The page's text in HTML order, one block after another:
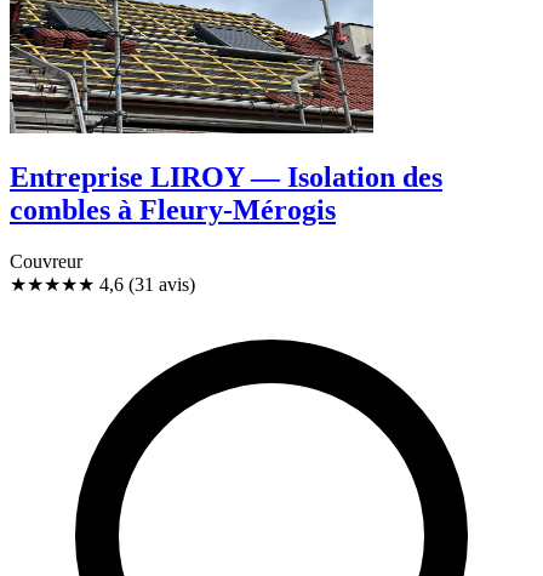
Entreprise LIROY — Isolation des
combles à Fleury-Mérogis
Couvreur
★★★★★ 4,6 (31 avis)